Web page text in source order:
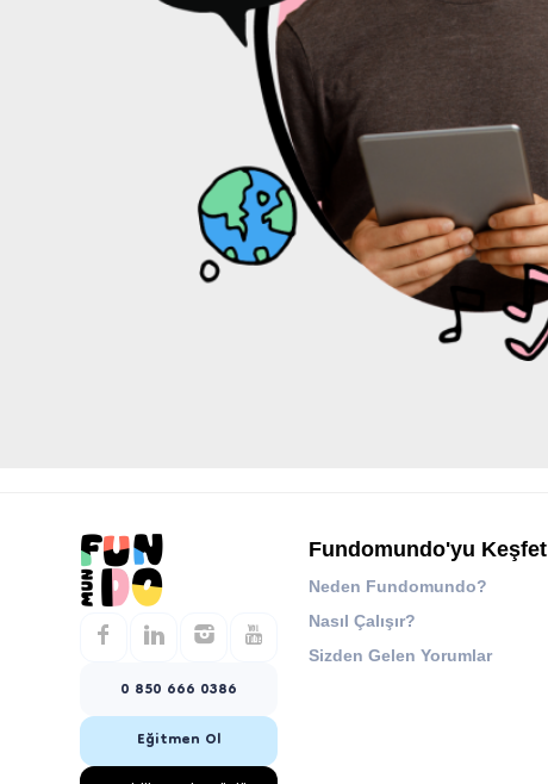
0 850 666 0386
Eğitmen Ol
Fundomundo'yu Keşfet
Neden Fundomundo?
Nasıl Çalışır?
Sizden Gelen Yorumlar